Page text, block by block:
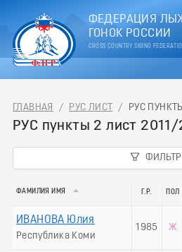
ФЕДЕРАЦИЯ
ГОНОК РОССИИ
CROSS COUNTRY SKIING
ГЛАВНАЯ / РУС ЛИСТ / РУС ПУНКТЫ
РУС пункты 2 лист 2011/
ФИЛЬТР
ФАМИЛИЯ ИМЯ Г.Р. ПОЛ
ИВАНОВА Юлия
Республика Коми
1985 Ж